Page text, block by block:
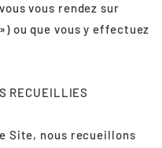
vous rendez sur
ou que vous y effectuez
RECUEILLIES
Site, nous recueillons